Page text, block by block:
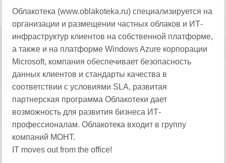
Облакотека (www.oblakoteka.ru) специализируется на
организации и размещении частных облаков и ИТ-
инфраструктур клиентов на собственной платформе,
а также и на платформе Windows Azure корпорации
Microsoft, компания обеспечивает безопасность
данных клиентов и стандарты качества в
соответствии с условиями SLA, развитая
партнерская программа Облакотеки дает
возможность для развития бизнеса ИТ-
профессионалам. Облакотека входит в группу
компаний МОНТ.
IT moves out from the оffice!